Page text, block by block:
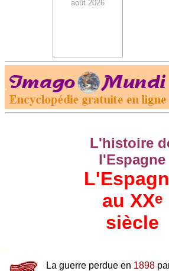
août 2026
.
L'histoire
l'Espagne
au XXe
siècle
-
La guerre perdue en 1898